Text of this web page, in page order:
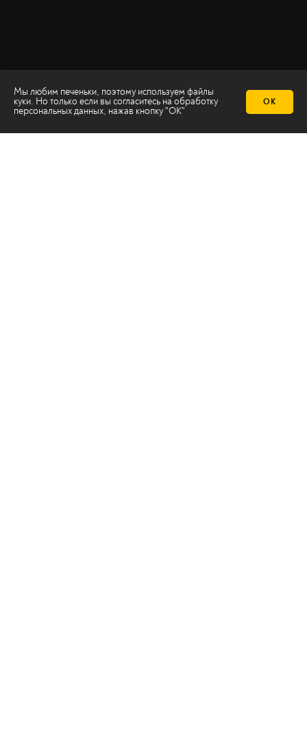
Мы любим печеньки, поэтому используем файлы
куки. Но только если вы согласитесь на обработку
персональных данных, нажав кнопку "ОК"
ОК